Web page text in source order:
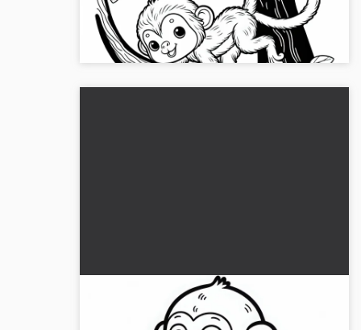
Upptäck målarbilden av en kortsvansapa. Ladda
ner bilden gratis och börja färglägga!...
Kortsvansapa sitter på grenen och
äter en banan – Målarbild gratis